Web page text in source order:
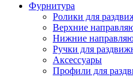
Фурнитура
Ролики для
Верхние
Нижние
Ручки для
Аксессуары
Профили для